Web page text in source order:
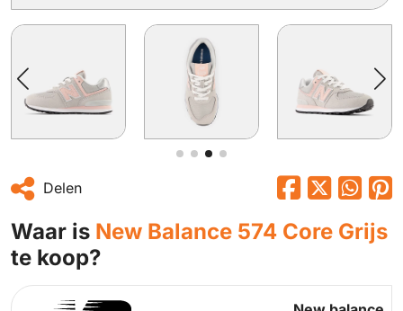
Delen
Waar is New Balance 574 Core Grijs
te koop?